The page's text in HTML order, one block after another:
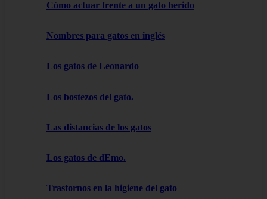
Cómo actuar frente a un gato herido
Nombres para gatos en inglés
Los gatos de Leonardo
Los bostezos del gato.
Las distancias de los gatos
Los gatos de dEmo.
Trastornos en la higiene del gato